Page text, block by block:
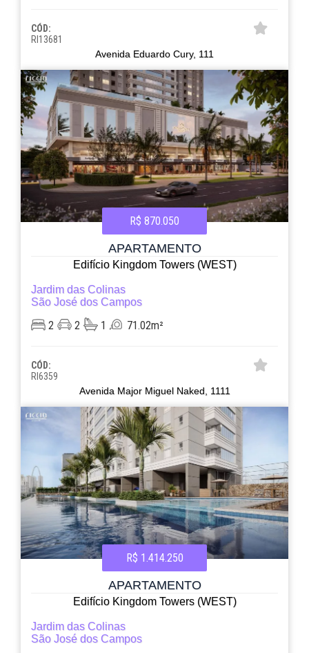
CÓD:
RI13681
Avenida Eduardo Cury, 111
R$ 870.050
APARTAMENTO
Edifício Kingdom Towers (WEST)
Jardim das Colinas
São José dos Campos
2 2 1 71.02m²
CÓD:
RI6359
Avenida Major Miguel Naked, 1111
R$ 1.414.250
APARTAMENTO
Edifício Kingdom Towers (WEST)
Jardim das Colinas
São José dos Campos